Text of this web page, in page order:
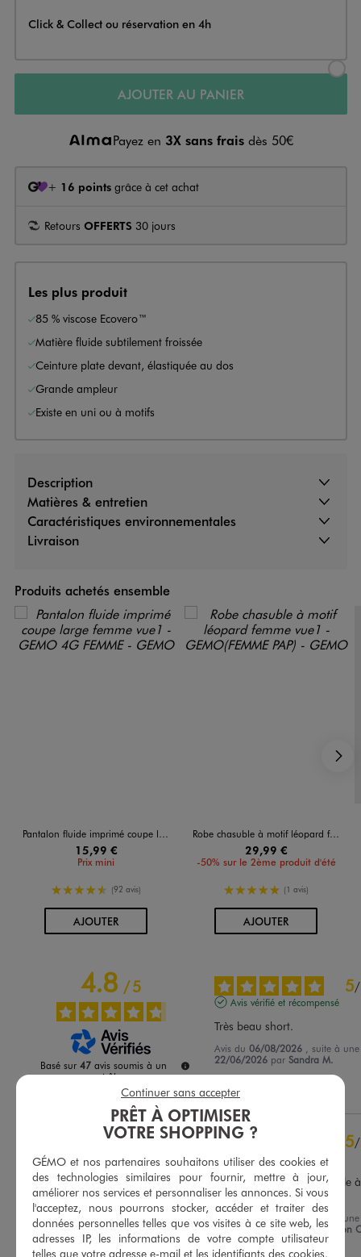
Click & Collect ou réservation en 4h
AJOUTER AU PANIER
Payez en 3X sans frais dès 50€
+ 16 points grâce à cet achat
Retours OFFERTS 30 jours
Les plus produit
85 % viscose Ecovero™
Matière fluide subtilement froissée
Ceinture plate devant, élastiquée au dos
Grande ampleur
Existe en uni ou à motifs
Description
Matières & entretien
Caractéristiques environnementales
Livraison
Produits achetés ensemble
Pantalon fluide imprimé coupe large femme
15,99 €
Prix mini
4.5/5 de moyenne
(92 avis)
AJOUTERAU PANIER
Robe chasuble à motif léopard femme
29,99 €
-50% sur le 2ème produit d'été
5/5 de moyenne
(1 avis)
AJOUTERAU PANIER
4.8/5
Basé sur 47 avis soumis à un
contrôle
Voir tous les avis sur ce site
39
7
3étoiles
0
2étoiles
0
1étoile 1
Trier les avis
5/
Avis vérifié et récompensé
Très beau short.
Avis du06/08/2026 , suite à
22/06/2026 par Sandra M.
Utile
5/
Avis vérifié et récompensé
Ce produit est très agréable
fin. J’en suis très contente.
Avis du 03/08/2026
, suite à
21/07/2026 par Christiane Bon
PRÊT À OPTIMISER
VOTRE SHOPPING ?
GÉMO et nos partenaires souhaitons utiliser des cookies et
des technologies similaires pour fournir, mettre à jour,
améliorer nos services et personnaliser les annonces. Si vous
l'acceptez, nous pourrons stocker, accéder et traiter des
données personnelles telles que vos visites à ce site web, les
adresses IP, les informations de votre compte utilisateur
telles que votre adresse e-mail et les identifiants des cookies.
Continuer sans accepter